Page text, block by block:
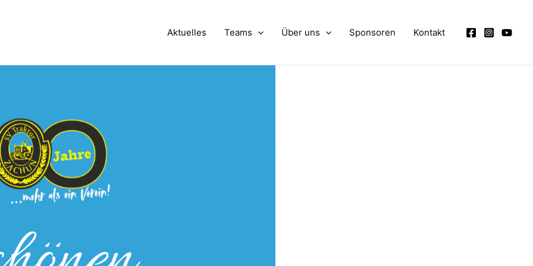
Aktuelles Teams Über uns Sponsoren Kontakt